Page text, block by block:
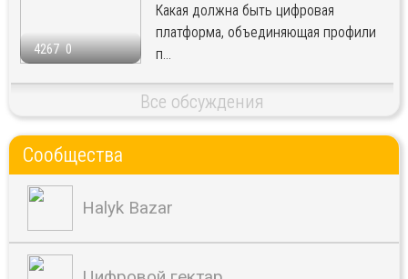
4267 0
Какая должна быть цифровая
платформа, объединяющая профили
п...
Все обсуждения
Сообщества
Halyk Bazar